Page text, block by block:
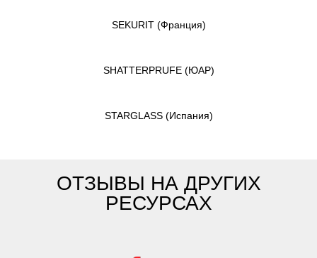
SEKURIT (Франция)
SHATTERPRUFE (ЮАР)
STARGLASS (Испания)
ОТЗЫВЫ НА ДРУГИХ
РЕСУРСАХ